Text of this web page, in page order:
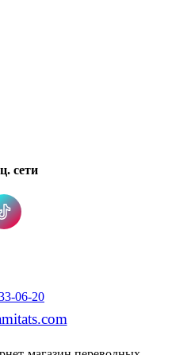
сети
06-20